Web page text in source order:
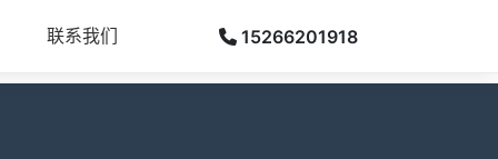
联系我们 15266201918